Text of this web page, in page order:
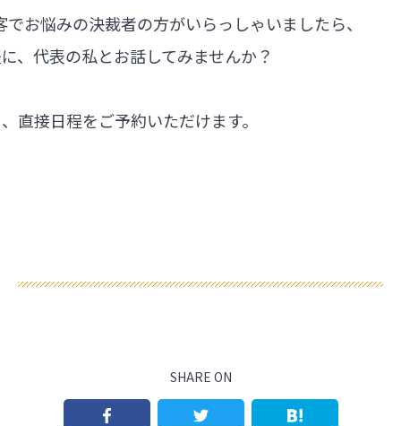
お悩みの決裁者の方がいらっしゃいましたら、
、代表の私とお話してみませんか？
直接日程をご予約いただけます。
SHARE ON